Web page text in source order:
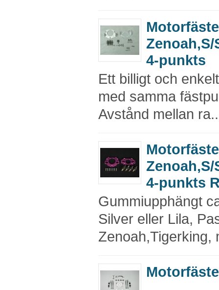
Motorfäste
Zenoah,S/
4-punkts
Ett billigt och
med samma
Avstånd mellan ra..
Motorfäste
Zenoah,S/
4-punkts
Gummiupphängt
Silver eller Lila,
Zenoah,Tigerking,
Motorfäste